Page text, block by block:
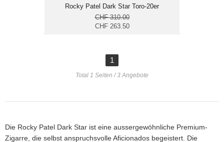
Rocky Patel Dark Star Toro-20er
CHF 310.00
CHF 263.50
1
Total 1 Seiten / 3 Angebote
Die Rocky Patel Dark Star ist eine aussergewöhnliche Premium-
Zigarre, die selbst anspruchsvolle Aficionados begeistert. Die